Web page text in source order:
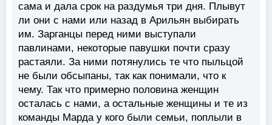
сама и дала срок на раздумья три дня. Плывут
ли они с нами или назад в Арильян выбирать
им. Зарганцы перед ними выступали
павлинами, некоторые павушки почти сразу
растаяли. За ними потянулись те что пыльцой
не были обсыпаны, так как понимали, что к
чему. Так что примерно половина женщин
осталась с нами, а остальные женщины и те из
команды Марда у кого были семьи, поплыли в